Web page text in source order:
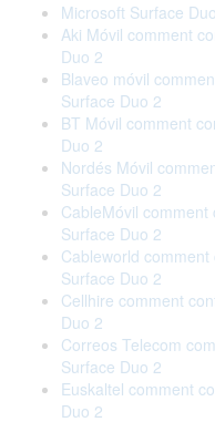
Microsoft Surface
Aki Móvil comment
Duo 2
Blaveo móvil
Surface Duo 2
BT Móvil comment
Duo 2
Nordés Móvil
Surface Duo 2
CableMóvil
Surface Duo 2
Cableworld
Surface Duo 2
Cellhire comment
Duo 2
Correos Telecom
Surface Duo 2
Euskaltel comment
Duo 2